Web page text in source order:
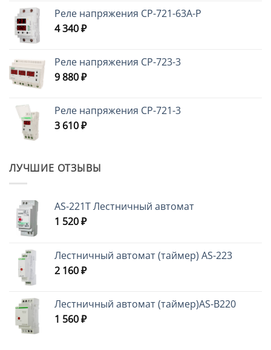
Реле напряжения CP-721-63A-P
4 340₽
Реле напряжения CP-723-3
9 880₽
Реле напряжения CP-721-3
3 610₽
ЛУЧШИЕ ОТЗЫВЫ
AS-221T Лестничный автомат
1 520₽
Лестничный автомат (таймер) AS-223
2 160₽
Лестничный автомат (таймер)AS-B220
1 560₽